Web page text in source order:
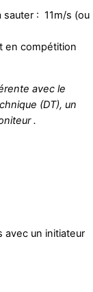
sauter : 11m/s (ou
en compétition
avec le
(DT), un
.
avec un initiateur